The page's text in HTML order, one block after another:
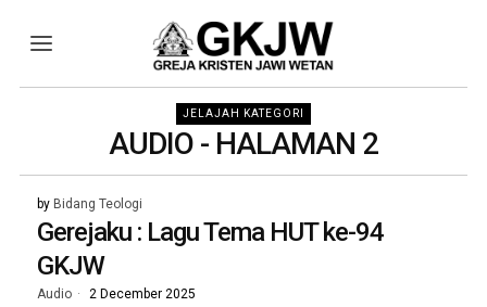
JELAJAH KATEGORI
AUDIO - HALAMAN 2
by Bidang Teologi
Gerejaku : Lagu Tema HUT ke-94
GKJW
Audio 2 December 2025